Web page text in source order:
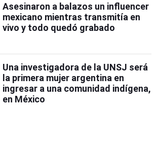
Asesinaron a balazos un influencer
mexicano mientras transmitía en
vivo y todo quedó grabado
Una investigadora de la UNSJ será
la primera mujer argentina en
ingresar a una comunidad indígena,
en México